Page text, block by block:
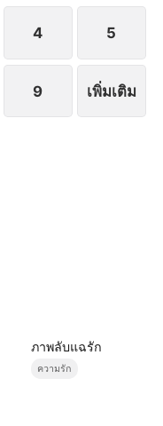
4 5
9 เพิ่มเติม
ภาพลับแฉรัก
ความรัก